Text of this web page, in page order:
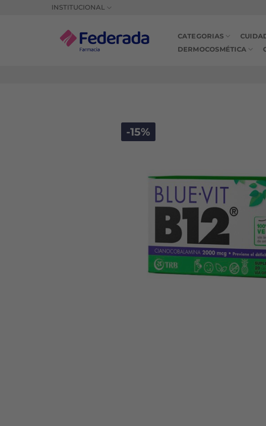
INSTITUCIONAL
CATEGORIAS
DERMOCOSMÉTICA
-15%